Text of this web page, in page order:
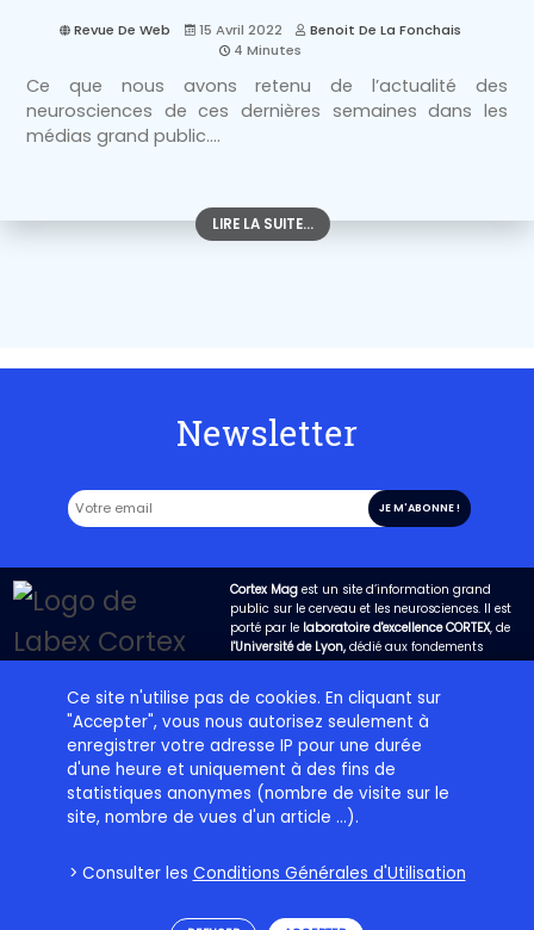
Ce site n'utilise pas de cookies. En cliquant sur
"Accepter", vous nous autorisez seulement à
enregistrer votre adresse IP pour une durée
d'une heure et uniquement à des fins de
statistiques anonymes (nombre de visite sur le
site, nombre de vues d'un article ...).
> Consulter les Conditions Générales d'Utilisation
Revue De Web 15 Avril 2022
Benoit De La Fonchais
4 Minutes
Ce que nous avons retenu de l’actualité des
neurosciences de ces dernières semaines dans les
médias grand public....
LIRE LA SUITE...
Newsletter
Cortex Magest un site d’information grand
public sur le cerveau et les neurosciences. Il est
porté par le laboratoire d'excellence CORTEX, de
l'Université de Lyon,dédié aux fondements
biologiques de la cognition. Son objectif est
les avancées de la science dans ce domaine et
de permettre qu’un dialogue fructueux s’engage
entre les chercheurs et la société.
Projet éditorial Labex Cortex Contact